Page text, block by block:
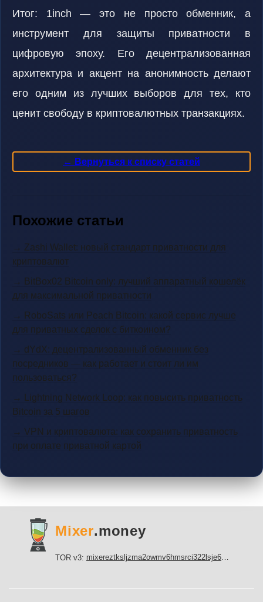
Итог: 1inch — это не просто обменник, а
инструмент для защиты приватности в
цифровую эпоху. Его децентрализованная
архитектура и акцент на анонимность делают
его одним из лучших выборов для тех, кто
ценит свободу в криптовалютных транзакциях.
← Вернуться к списку статей
Похожие статьи
→ Zashi Wallet: новый стандарт приватности для
криптовалют
→ BitBox02 Bitcoin only: лучший аппаратный кошелёк
для максимальной приватности
→ RoboSats или Peach Bitcoin: какой сервис лучше
для приватных сделок с биткоином?
→ dYdX: децентрализованный обменник без
посредников — как работает и стоит ли им
пользоваться?
→ Lightning Network Loop: как повысить приватность
Bitcoin за 5 шагов
→ VPN и криптовалюта: как сохранить приватность
при оплате приватной картой
Mixer.money
TOR v3: mixereztksljzma2owmv6hmsrci322lsje6m3svicoddk3xbgvhd2fid.onion